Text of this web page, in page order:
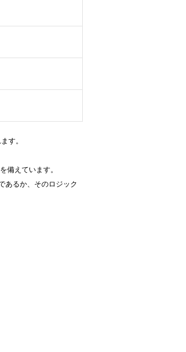
す。
備えています。
あるか、そのロジック